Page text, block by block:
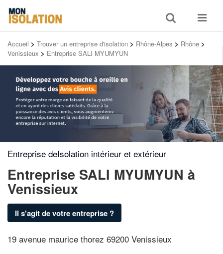
Toggle
search
Toggle
Accueil > Trouver un entreprise d'isolation > Rhône-Alpes > Rhône >
Venissieux > Entreprise SALI MYUMYUN
Entreprise deIsolation intérieur et extérieur
Entreprise SALI MYUMYUN à
Venissieux
Il s'agit de votre entreprise ?
19 avenue maurice thorez 69200 Venissieux